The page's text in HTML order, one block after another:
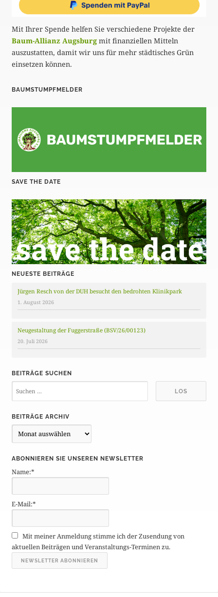
Mit Ihrer Spende helfen Sie verschiedene Projekte der
Baum-Allianz Augsburg mit finanziellen Mitteln
auszustatten, damit wir uns für mehr städtisches Grün
einsetzen können.
BAUMSTUMPFMELDER
SAVE THE DATE
NEUESTE BEITRÄGE
Jürgen Resch von der DUH besucht den bedrohten Klinikpark
1. August 2026
Neugestaltung der Fuggerstraße (BSV/26/00123)
20. Juli 2026
BEITRÄGE SUCHEN
BEITRÄGE ARCHIV
e
t
r
g
e
r
c
h
v
ABONNIEREN SIE UNSEREN NEWSLETTER
Name:*
E-Mail:*
Mit meiner Anmeldung stimme ich der Zusendung von
aktuellen Beiträgen und Veranstaltungs-Terminen zu.